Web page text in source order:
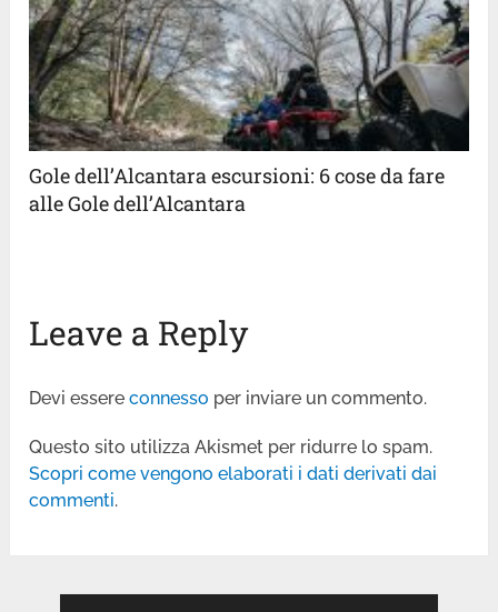
Gole dell’Alcantara escursioni: 6 cose da fare
alle Gole dell’Alcantara
Leave a Reply
Devi essereconnesso per inviare un commento.
Questo sito utilizza Akismet per ridurre lo spam.
Scopri come vengono elaborati i dati derivati dai
commenti.